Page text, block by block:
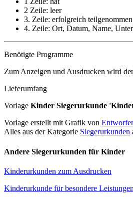
2 Zeile: leer
3. Zeile: erfolgreich
4. Zeile: Ort, Datum, Name,
Benötigte Programme
Zum Anzeigen und Ausdrucken wird
Lieferumfang
Vorlage Kinder Siegerurkunde
Vorlage erstellt mit Grafik von
Alles aus der Kategorie Siegerurkunden
Andere Siegerurkunden für Kinder
Kinderurkunden zum Ausdrucken
Kinderurkunde für besondere Leistungen